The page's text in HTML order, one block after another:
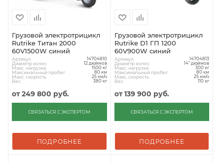
Грузовой электротрицикл
Rutrike Титан 2000
60V1500W синий
Артикул 14704810
Диаметр колес 12 дюймов
Макс. нагрузка 1500 кг
Максимальный пробег 80 км
Макс. скорость 25 км/ч
Вес 380 кг
от249 800 руб.
СВЯЗАТЬСЯ С ЭКСПЕРТОМ
ПОДРОБНЕЕ
Грузовой электротрицикл
Rutrike D1 ГП 1200
60V900W синий
Артикул 14704813
Диаметр колес 14" дюймов
Макс. нагрузка 300 кг
Максимальный пробег 80 км
Макс. скорость 25 км/ч
Вес 110 кг
от139 900 руб.
СВЯЗАТЬСЯ С ЭКСПЕРТОМ
ПОДРОБНЕЕ